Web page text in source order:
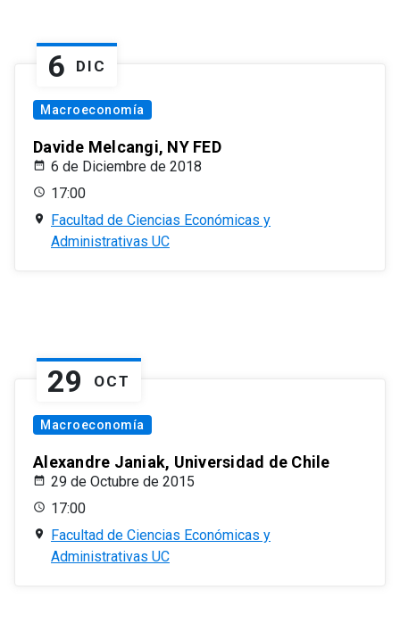
6 DIC
Macroeconomía
Davide Melcangi, NY FED
6 de Diciembre de 2018
17:00
Facultad de Ciencias Económicas y
Administrativas UC
29 OCT
Macroeconomía
Alexandre Janiak, Universidad de Chile
29 de Octubre de 2015
17:00
Facultad de Ciencias Económicas y
Administrativas UC